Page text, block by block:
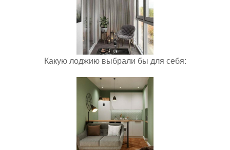
Какую лоджию выбрали бы для себя: